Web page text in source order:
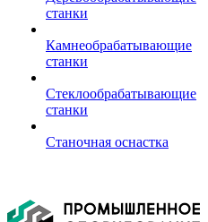
станки
Камнеобрабатывающие
станки
Стеклообрабатывающие
станки
Станочная оснастка